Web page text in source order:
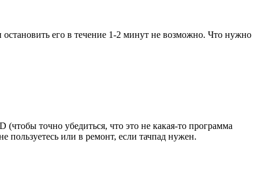
его в течение 1-2 минут не возможно. Что нужно
точно убедиться, что это не какая-то программа
пользуетесь или в ремонт, если тачпад нужен.